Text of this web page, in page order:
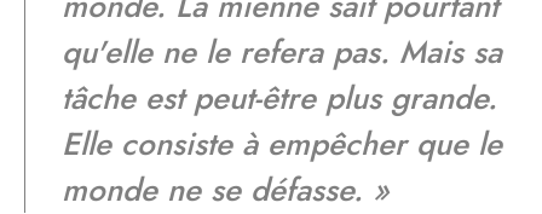
qu'elle ne le refera pas. Mais sa
tâche est peut-être plus grande.
Elle consiste à empêcher que le
monde ne se défasse. »